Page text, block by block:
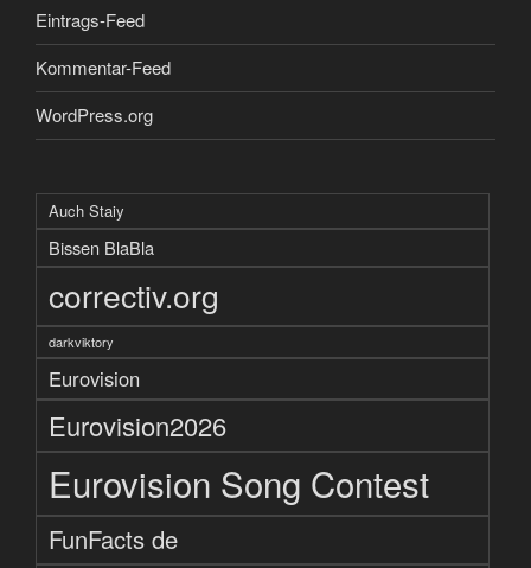
Eintrags-Feed
Kommentar-Feed
WordPress.org
Auch Staiy
Bissen BlaBla
correctiv.org
darkviktory
Eurovision
Eurovision2026
Eurovision Song Contest
FunFacts de